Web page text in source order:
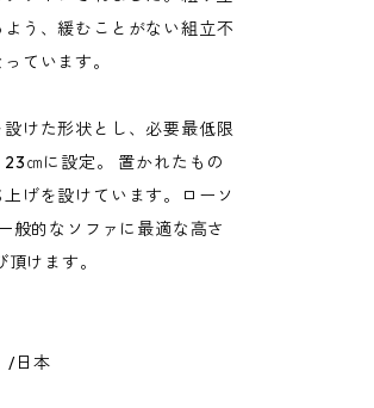
う、緩むことがない組立不
ています。
けた形状とし、必要最低限
㎝に設定。 置かれたもの
げを設けています。ローソ
般的なソファに最適な高さ
けます。
/日本